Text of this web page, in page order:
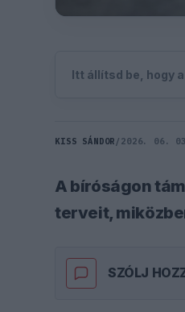
Itt állítsd be, hogy
KISS SÁNDOR / 2026. 06.
A bíróságon
terveit,
SZÓLJ